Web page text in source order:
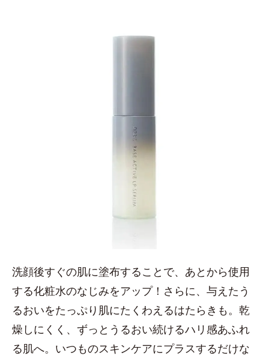
洗顔後すぐの肌に塗布することで、あとから使用
する化粧水のなじみをアップ！さらに、与えたう
るおいをたっぷり肌にたくわえるはたらきも。乾
燥しにくく、ずっとうるおい続けるハリ感あふれ
る肌へ。いつものスキンケアにプラスするだけな